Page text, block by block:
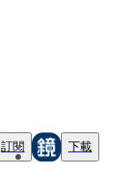
訂閱 下載